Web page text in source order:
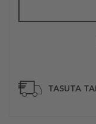
TASUTA